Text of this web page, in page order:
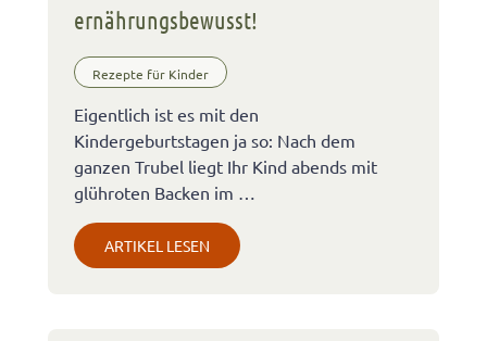
ernährungsbewusst!
Rezepte für Kinder
Eigentlich ist es mit den
Kindergeburtstagen ja so: Nach dem
ganzen Trubel liegt Ihr Kind abends mit
glühroten Backen im …
ARTIKEL LESEN